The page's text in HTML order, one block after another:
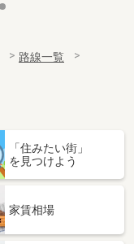
路線一覧
「住みたい街」
を見つけよう
家賃相場